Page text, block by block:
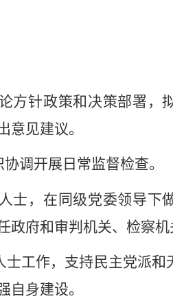
方针政策和决策部署，
意见建议。
调开展日常监督检查。
士，在同级党委领导下
府和审判机关、检察机
工作，支持民主党派
自身建设。